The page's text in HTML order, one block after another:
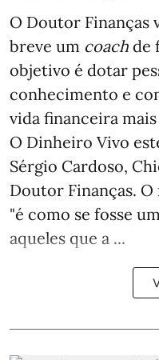
O Doutor Finanças
breve um coach de
objetivo é dotar
conhecimento e
vida financeira
O Dinheiro Vivo
Sérgio Cardoso,
Doutor Finanças.
"é como se fosse
aqueles que a ...